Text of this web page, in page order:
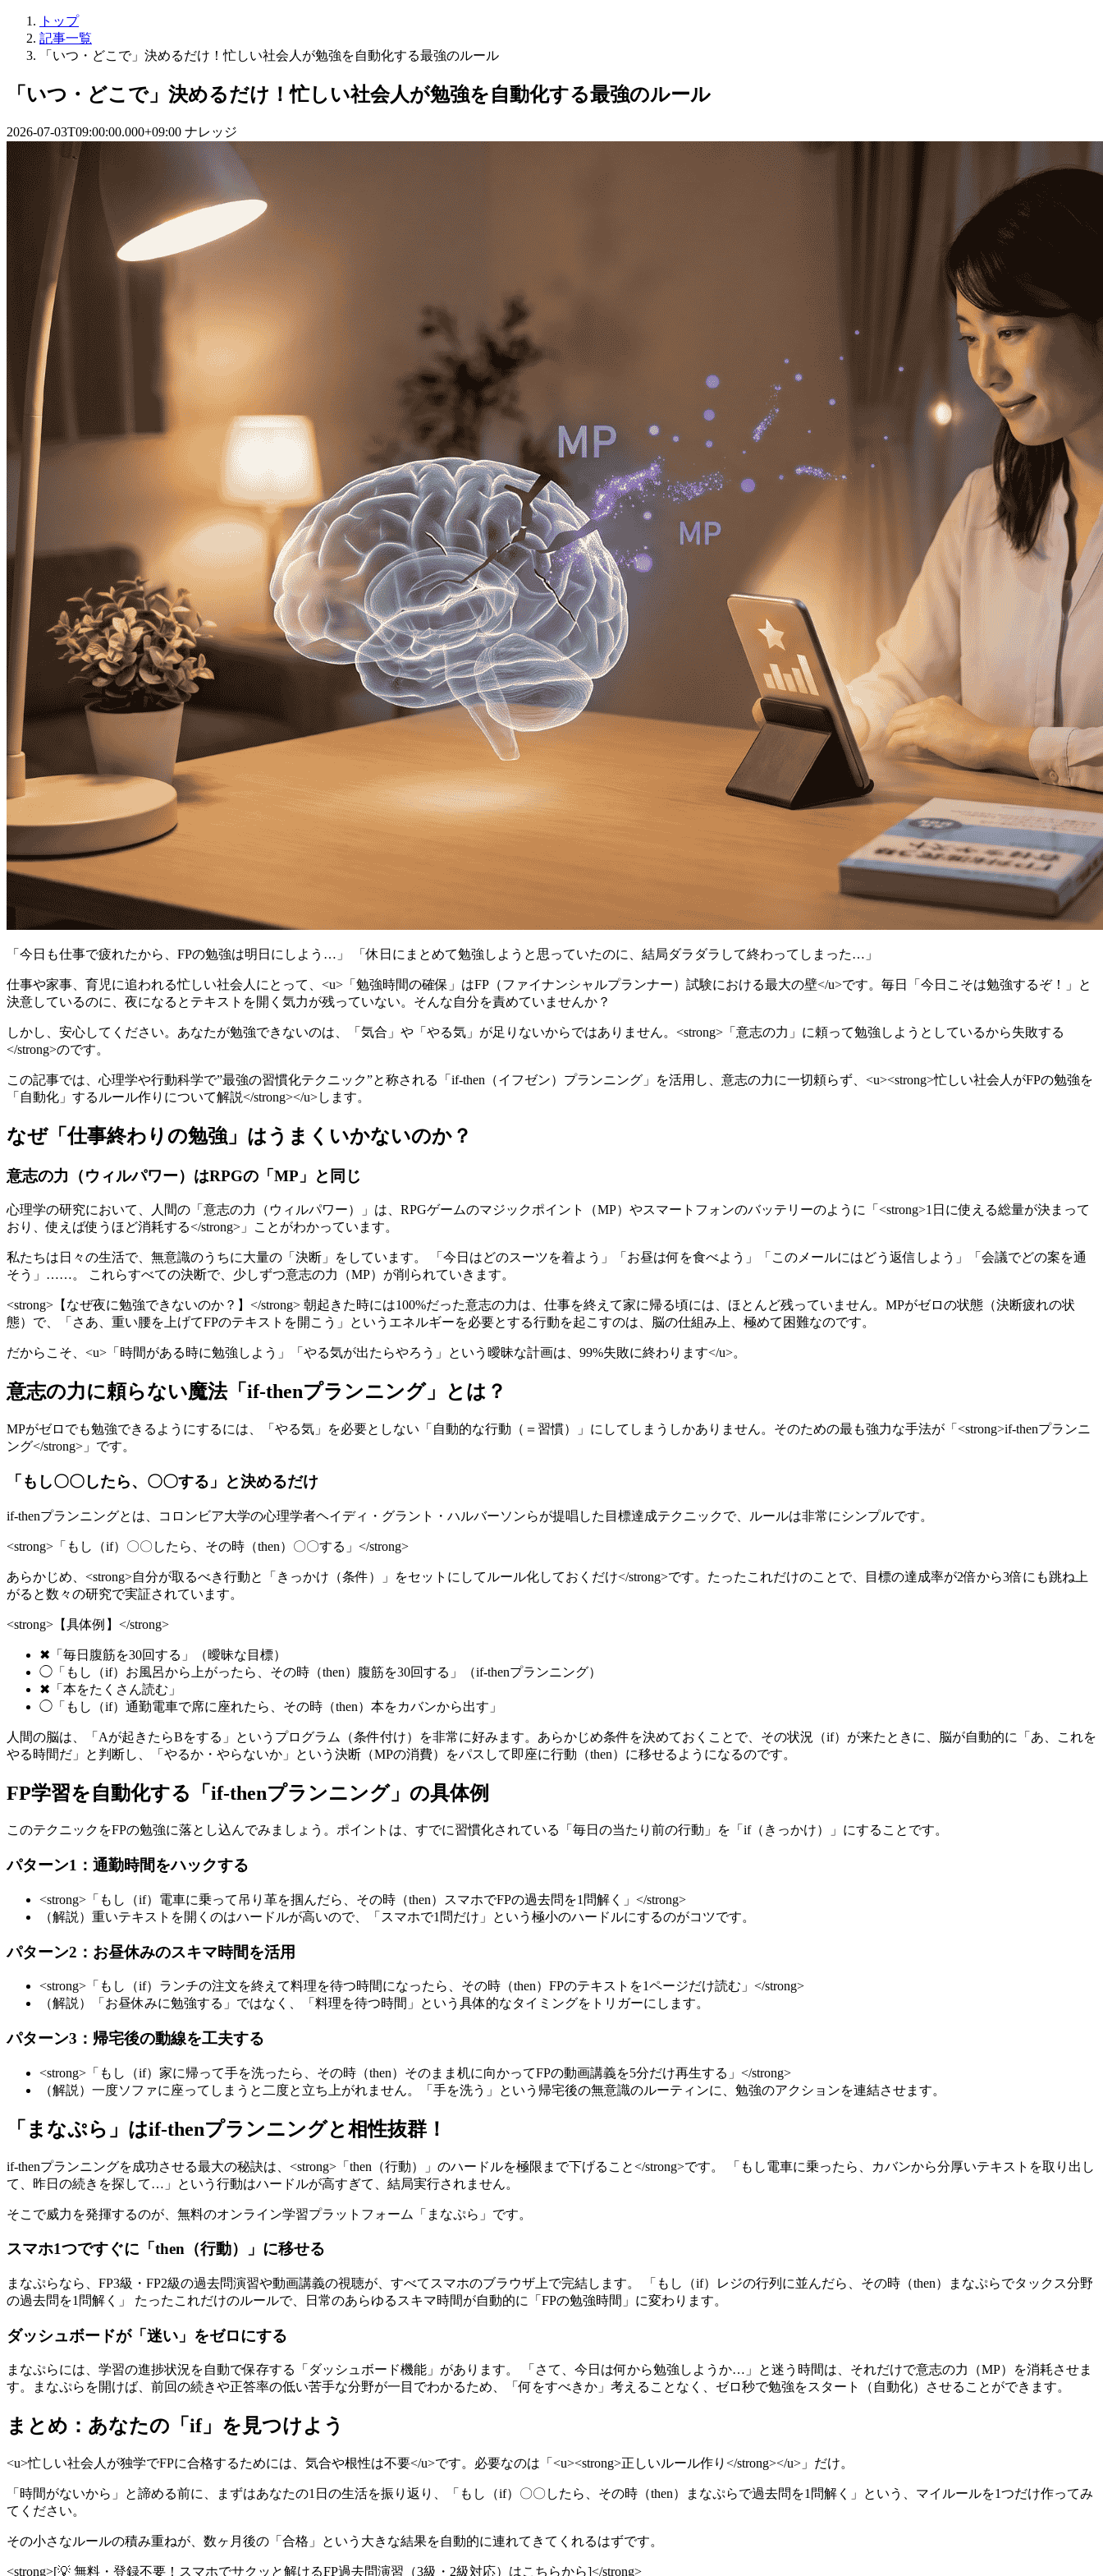
トップ
記事一覧
「いつ・どこで」決めるだけ！忙しい社会人が勉強を自動化する最強のルール
「いつ・どこで」決めるだけ！忙しい社会人が勉強を自動化する最強のルール
2026-07-03T09:00:00.000+09:00 ナレッジ
「今日も仕事で疲れたから、FPの勉強は明日にしよう…」 「休日にまとめて勉強しようと思っていたのに、結局ダラダラして終わってしまった…」
仕事や家事、育児に追われる忙しい社会人にとって、<u>「勉強時間の確保」はFP（ファイナンシャルプランナー）試験における最大の壁</u>です。毎日「今日こそは勉強するぞ！」と
決意しているのに、夜になるとテキストを開く気力が残っていない。そんな自分を責めていませんか？
しかし、安心してください。あなたが勉強できないのは、「気合」や「やる気」が足りないからではありません。<strong>「意志の力」に頼って勉強しようとしているから失敗する
</strong>のです。
この記事では、心理学や行動科学で”最強の習慣化テクニック”と称される「if-then（イフゼン）プランニング」を活用し、意志の力に一切頼らず、<u><strong>忙しい社会人がFPの勉強を
「自動化」するルール作りについて解説</strong></u>します。
なぜ「仕事終わりの勉強」はうまくいかないのか？
意志の力（ウィルパワー）はRPGの「MP」と同じ
心理学の研究において、人間の「意志の力（ウィルパワー）」は、RPGゲームのマジックポイント（MP）やスマートフォンのバッテリーのように「<strong>1日に使える総量が決まって
おり、使えば使うほど消耗する</strong>」ことがわかっています。
私たちは日々の生活で、無意識のうちに大量の「決断」をしています。 「今日はどのスーツを着よう」「お昼は何を食べよう」「このメールにはどう返信しよう」「会議でどの案を通
そう」……。 これらすべての決断で、少しずつ意志の力（MP）が削られていきます。
<strong>【なぜ夜に勉強できないのか？】</strong> 朝起きた時には100%だった意志の力は、仕事を終えて家に帰る頃には、ほとんど残っていません。MPがゼロの状態（決断疲れの状
態）で、「さあ、重い腰を上げてFPのテキストを開こう」というエネルギーを必要とする行動を起こすのは、脳の仕組み上、極めて困難なのです。
だからこそ、<u>「時間がある時に勉強しよう」「やる気が出たらやろう」という曖昧な計画は、99%失敗に終わります</u>。
意志の力に頼らない魔法「if-thenプランニング」とは？
MPがゼロでも勉強できるようにするには、「やる気」を必要としない「自動的な行動（＝習慣）」にしてしまうしかありません。そのための最も強力な手法が「<strong>if-thenプランニ
ング</strong>」です。
「もし〇〇したら、〇〇する」と決めるだけ
if-thenプランニングとは、コロンビア大学の心理学者ヘイディ・グラント・ハルバーソンらが提唱した目標達成テクニックで、ルールは非常にシンプルです。
<strong>「もし（if）〇〇したら、その時（then）〇〇する」</strong>
あらかじめ、<strong>自分が取るべき行動と「きっかけ（条件）」をセットにしてルール化しておくだけ</strong>です。たったこれだけのことで、目標の達成率が2倍から3倍にも跳ね上
がると数々の研究で実証されています。
<strong>【具体例】</strong>
✖「毎日腹筋を30回する」（曖昧な目標）
◯「もし（if）お風呂から上がったら、その時（then）腹筋を30回する」（if-thenプランニング）
✖「本をたくさん読む」
◯「もし（if）通勤電車で席に座れたら、その時（then）本をカバンから出す」
人間の脳は、「Aが起きたらBをする」というプログラム（条件付け）を非常に好みます。あらかじめ条件を決めておくことで、その状況（if）が来たときに、脳が自動的に「あ、これを
やる時間だ」と判断し、「やるか・やらないか」という決断（MPの消費）をパスして即座に行動（then）に移せるようになるのです。
FP学習を自動化する「if-thenプランニング」の具体例
このテクニックをFPの勉強に落とし込んでみましょう。ポイントは、すでに習慣化されている「毎日の当たり前の行動」を「if（きっかけ）」にすることです。
パターン1：通勤時間をハックする
<strong>「もし（if）電車に乗って吊り革を掴んだら、その時（then）スマホでFPの過去問を1問解く」</strong>
（解説）重いテキストを開くのはハードルが高いので、「スマホで1問だけ」という極小のハードルにするのがコツです。
パターン2：お昼休みのスキマ時間を活用
<strong>「もし（if）ランチの注文を終えて料理を待つ時間になったら、その時（then）FPのテキストを1ページだけ読む」</strong>
（解説）「お昼休みに勉強する」ではなく、「料理を待つ時間」という具体的なタイミングをトリガーにします。
パターン3：帰宅後の動線を工夫する
<strong>「もし（if）家に帰って手を洗ったら、その時（then）そのまま机に向かってFPの動画講義を5分だけ再生する」</strong>
（解説）一度ソファに座ってしまうと二度と立ち上がれません。「手を洗う」という帰宅後の無意識のルーティンに、勉強のアクションを連結させます。
「まなぷら」はif-thenプランニングと相性抜群！
if-thenプランニングを成功させる最大の秘訣は、<strong>「then（行動）」のハードルを極限まで下げること</strong>です。 「もし電車に乗ったら、カバンから分厚いテキストを取り出し
て、昨日の続きを探して…」という行動はハードルが高すぎて、結局実行されません。
そこで威力を発揮するのが、無料のオンライン学習プラットフォーム「まなぷら」です。
スマホ1つですぐに「then（行動）」に移せる
まなぷらなら、FP3級・FP2級の過去問演習や動画講義の視聴が、すべてスマホのブラウザ上で完結します。 「もし（if）レジの行列に並んだら、その時（then）まなぷらでタックス分野
の過去問を1問解く」 たったこれだけのルールで、日常のあらゆるスキマ時間が自動的に「FPの勉強時間」に変わります。
ダッシュボードが「迷い」をゼロにする
まなぷらには、学習の進捗状況を自動で保存する「ダッシュボード機能」があります。 「さて、今日は何から勉強しようか…」と迷う時間は、それだけで意志の力（MP）を消耗させま
す。まなぷらを開けば、前回の続きや正答率の低い苦手な分野が一目でわかるため、「何をすべきか」考えることなく、ゼロ秒で勉強をスタート（自動化）させることができます。
まとめ：あなたの「if」を見つけよう
<u>忙しい社会人が独学でFPに合格するためには、気合や根性は不要</u>です。必要なのは「<u><strong>正しいルール作り</strong></u>」だけ。
「時間がないから」と諦める前に、まずはあなたの1日の生活を振り返り、「もし（if）〇〇したら、その時（then）まなぷらで過去問を1問解く」という、マイルールを1つだけ作ってみ
てください。
その小さなルールの積み重ねが、数ヶ月後の「合格」という大きな結果を自動的に連れてきてくれるはずです。
<strong>[💡 無料・登録不要！スマホでサクッと解けるFP過去問演習（3級・2級対応）はこちらから]</strong>